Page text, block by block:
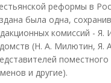
реформы в
была одна,
комиссий - Я.
(Н. А. Милютин, Я.
и другие).